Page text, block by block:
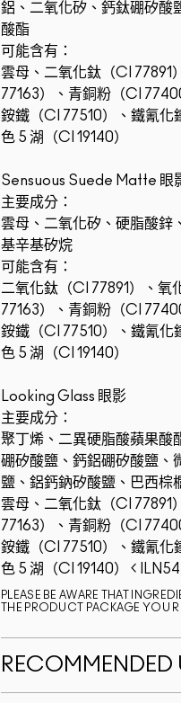
鋁、二氧化矽、鈣鈦硼矽酸
酸酯
可能含有：
雲母、二氧化鈦（CI 77891
77163）、青銅粉（CI
銨鐵（CI 77510）、鐵氰化
色 5 湖（CI 19140）
Sensuous Suede Matte 眼
主要成分：
雲母、二氧化矽、硬脂酸鋅
基辛基矽烷
可能含有：
二氧化鈦（CI 77891）、
77163）、青銅粉（CI
銨鐵（CI 77510）、鐵氰化
色 5 湖（CI 19140）
Looking Glass 眼影
主要成分：
聚丁烯、二異硬脂酸蘋果酸
硼矽酸鹽、鈣鋁硼矽酸鹽、
鹽、鋁鈣鈉矽酸鹽、巴西棕
雲母、二氧化鈦（CI 77891
77163）、青銅粉（CI
銨鐵（CI 77510）、鐵氰化
色 5 湖（CI 19140）
PLEASE BE AWARE THAT
THE PRODUCT PACKAGE YOU
RECOMMENDED